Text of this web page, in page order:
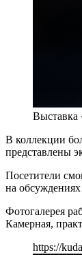
Выставка
В коллекции
представлены
Посетители
на
Фотогалерея
Камерная,
https://